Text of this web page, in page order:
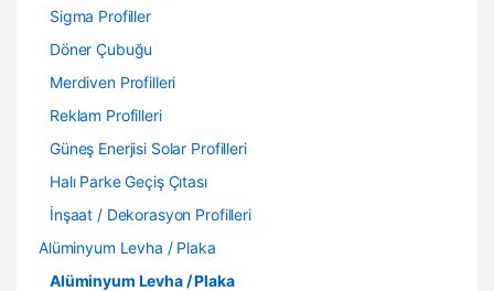
Sigma Profiller
Döner Çubuğu
Merdiven Profilleri
Reklam Profilleri
Güneş Enerjisi Solar Profilleri
Halı Parke Geçiş Çıtası
İnşaat / Dekorasyon Profilleri
Alüminyum Levha / Plaka
Alüminyum Levha / Plaka